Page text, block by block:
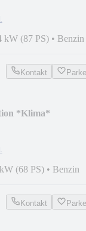
kW (87 PS) • Benzin
Kontakt
*Klima*
(68 PS) • Benzin
Kontakt